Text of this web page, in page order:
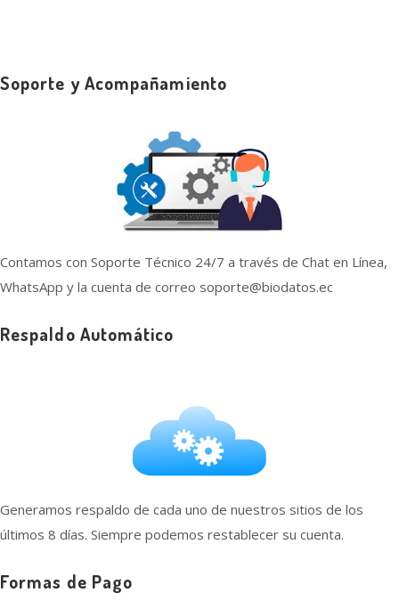
Soporte y Acompañamiento
Contamos con Soporte Técnico 24/7 a través de Chat en Línea,
WhatsApp y la cuenta de correo soporte@biodatos.ec
Respaldo Automático
Generamos respaldo de cada uno de nuestros sitios de los
últimos 8 días. Siempre podemos restablecer su cuenta.
Formas de Pago